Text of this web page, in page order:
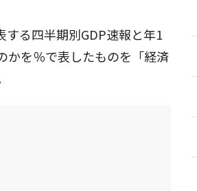
る四半期別GDP速報と年1
かを％で表したものを「経済